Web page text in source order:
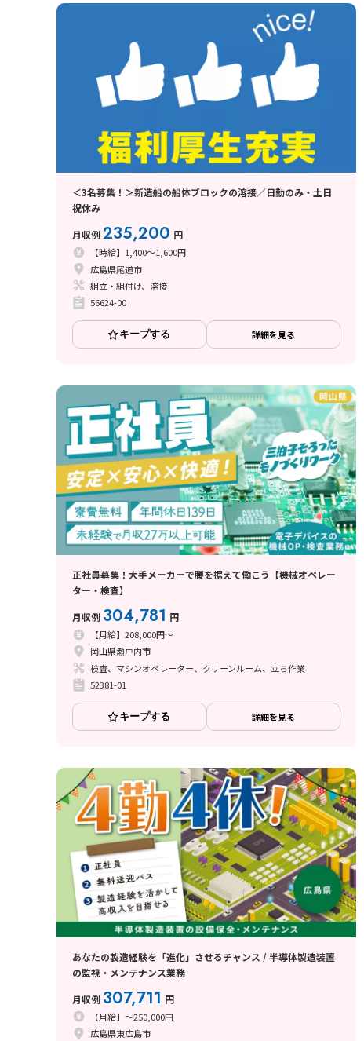
＜3名募集！＞新造船の船体ブロックの溶接／日勤のみ・土日
祝休み
月収例235,200 円
【時給】1,400～1,600円
広島県尾道市
組立・組付け、溶接
56624-00
キープする 詳細を見る
正社員募集！大手メーカーで腰を据えて働こう【機械オペレー
ター・検査】
月収例 304,781 円
【月給】208,000円～
岡山県瀬戸内市
検査、マシンオペレーター、クリーンルーム、立ち作業
52381-01
キープする 詳細を見る
あなたの製造経験を「進化」させるチャンス / 半導体製造装置
の監視・メンテナンス業務
月収例 307,711 円
【月給】～250,000円
広島県東広島市